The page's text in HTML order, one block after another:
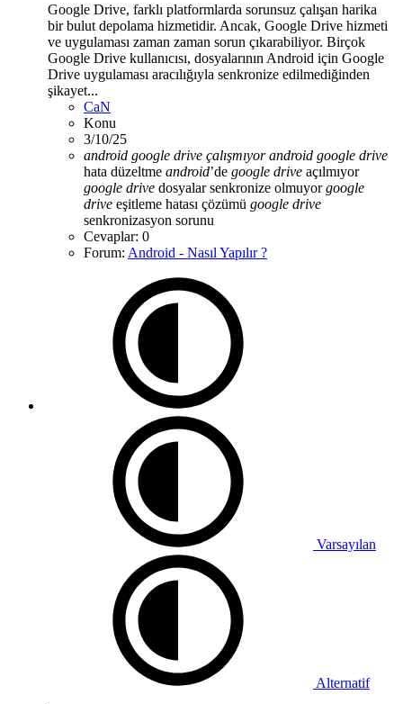
Google Drive, farklı platformlarda sorunsuz çalışan harika
bir bulut depolama hizmetidir. Ancak, Google Drive hizmeti
ve uygulaması zaman zaman sorun çıkarabiliyor. Birçok
Google Drive kullanıcısı, dosyalarının Android için Google
Drive uygulaması aracılığıyla senkronize edilmediğinden
şikayet...
CaN
Konu
3/10/25
android google drive çalışmıyor android google drive
hata düzeltme android’de google drive açılmıyor
google drive dosyalar senkronize olmuyorgoogle
drive eşitleme hatası çözümü google drive
senkronizasyon sorunu
Cevaplar: 0
Forum: Android - Nasıl Yapılır ?
Varsayılan
Alternatif